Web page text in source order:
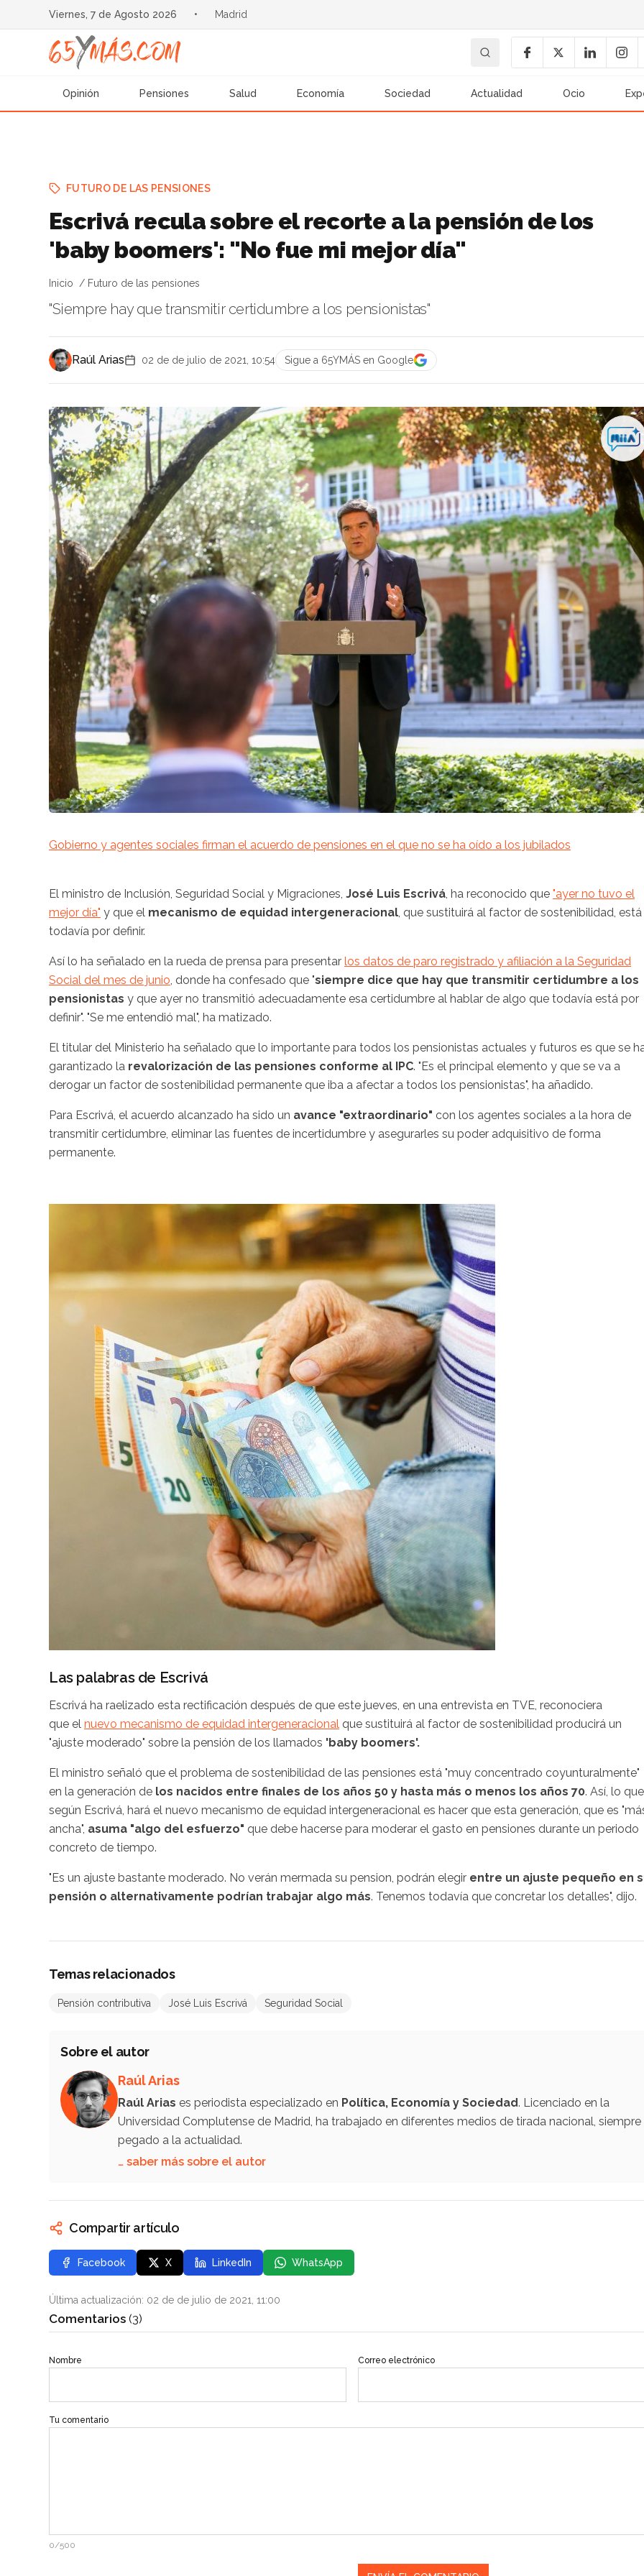
Viernes, 7 de Agosto 2026 • Madrid
Opinión Pensiones Salud Economía Sociedad Actualidad Ocio
FUTURO DE LAS PENSIONES
Escrivá recula sobre el recorte a la pensión de los
'baby boomers': "No fue mi mejor día"
Inicio Futuro de las pensiones
"Siempre hay que transmitir certidumbre a los pensionistas"
Raúl Arias 02 de de julio de 2021, 10:54 Sigue a 65YMÁS en Google
Gobierno y agentes sociales firman el acuerdo de pensiones en el que no se ha oído a los jubilados
El ministro de Inclusión, Seguridad Social y Migraciones, José Luis Escrivá , ha reconocido que "ayer no tuvo el
mejor día" y que el mecanismo de equidad intergeneracional , que sustituirá al factor de sostenibilidad, está
todavía por definir.
Así lo ha señalado en la rueda de prensa para presentar los datos de paro registrado y afiliación a la Seguridad
Social del mes de junio , donde ha confesado que "siempre dice que hay que transmitir certidumbre a los
pensionistas y que ayer no transmitió adecuadamente esa certidumbre al hablar de algo que todavía está por
definir". "Se me entendió mal", ha matizado.
El titular del Ministerio ha señalado que lo importante para todos los pensionistas actuales y futuros es que se
garantizado la revalorización de las pensiones conforme al IPC. "Es el principal elemento y que se va a
derogar un factor de sostenibilidad permanente que iba a afectar a todos los pensionistas", ha añadido.
Para Escrivá, el acuerdo alcanzado ha sido un avance "extraordinario" con los agentes sociales a la hora de
transmitir certidumbre, eliminar las fuentes de incertidumbre y asegurarles su poder adquisitivo de forma
permanente.
Las palabras de Escrivá
Escrivá ha raelizado esta rectificación después de que este jueves, en una entrevista en TVE, reconociera
que el nuevo mecanismo de equidad intergeneracional que sustituirá al factor de sostenibilidad producirá un
"ajuste moderado" sobre la pensión de los llamados 'baby boomers'.
El ministro señaló que el problema de sostenibilidad de las pensiones está "muy concentrado coyunturalmente"
en la generación de los nacidos entre finales de los años 50 y hasta más o menos los años 70. Así, lo que,
según Escrivá, hará el nuevo mecanismo de equidad intergeneracional es hacer que esta generación, que es
ancha", asuma "algo del esfuerzo" que debe hacerse para moderar el gasto en pensiones durante un periodo
concreto de tiempo.
"Es un ajuste bastante moderado. No verán mermada su pension, podrán elegir entre un ajuste pequeño en
pensión o alternativamente podrían trabajar algo más. Tenemos todavía que concretar los detalles", dijo.
Temas relacionados
Pensión contributiva José Luis Escrivá Seguridad Social
Sobre el autor
Raúl Arias
Raúl Arias es periodista especializado en Política, Economía y Sociedad. Licenciado en la
Universidad Complutense de Madrid, ha trabajado en diferentes medios de tirada nacional, siempre
pegado a la actualidad.
… saber más sobre el autor
Compartir artículo
Facebook X LinkedIn WhatsApp
Última actualización: 02 de de julio de 2021, 11:00
Comentarios (3)
Nombre Correo electrónico
Tu comentario
0/500